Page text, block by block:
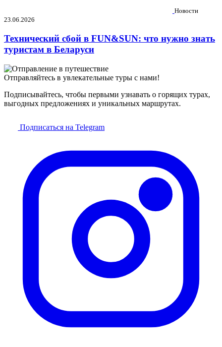
Новости
23.06.2026
Технический сбой в FUN&SUN: что нужно знать
туристам в Беларуси
Отправляйтесь в увлекательные туры с нами!
Подписывайтесь, чтобы первыми узнавать о горящих турах,
выгодных предложениях и уникальных маршрутах.
Подписаться на Telegram